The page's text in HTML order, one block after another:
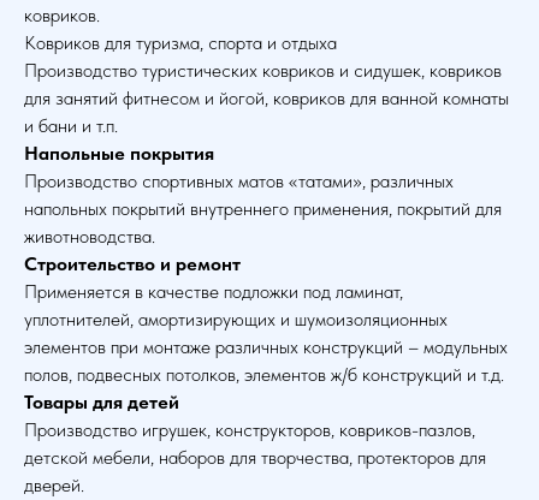
ковриков.
Ковриков для туризма, спорта и отдыха
Производство туристических ковриков и сидушек, ковриков
для занятий фитнесом и йогой, ковриков для ванной комнаты
и бани и т.п.
Напольные покрытия
Производство спортивных матов «татами», различных
напольных покрытий внутреннего применения, покрытий для
животноводства.
Строительство и ремонт
Применяется в качестве подложки под ламинат,
уплотнителей, амортизирующих и шумоизоляционных
элементов при монтаже различных конструкций – модульных
полов, подвесных потолков, элементов ж/б конструкций и т.д.
Товары для детей
Производство игрушек, конструкторов, ковриков-пазлов,
детской мебели, наборов для творчества, протекторов для
дверей.